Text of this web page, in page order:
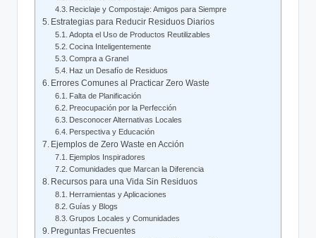
Reciclaje y Compostaje: Amigos para Siempre
Estrategias para Reducir Residuos Diarios
Adopta el Uso de Productos Reutilizables
Cocina Inteligentemente
Compra a Granel
Haz un Desafío de Residuos
Errores Comunes al Practicar Zero Waste
Falta de Planificación
Preocupación por la Perfección
Desconocer Alternativas Locales
Perspectiva y Educación
Ejemplos de Zero Waste en Acción
Ejemplos Inspiradores
Comunidades que Marcan la Diferencia
Recursos para una Vida Sin Residuos
Herramientas y Aplicaciones
Guías y Blogs
Grupos Locales y Comunidades
Preguntas Frecuentes